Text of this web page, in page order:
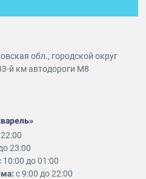
обл., городской округ
й км автодороги М8
23:00
10:00 до 01:00
с 9:00 до 22:00